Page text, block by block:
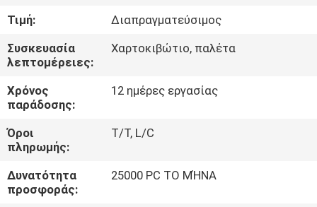
ΕΛΆΤΕ
ΣΕ
ΕΠΑΦΉ
ΜΕ
ΖΗΤΉΣΤΕ
ΈΝΑ
ΑΠΌΣΠΑΣΜΑ
Τιμή:
Διαπραγματεύσιμος
Συσκευασία
λεπτομέρειες:
Χαρτοκιβώτιο, παλέτα
Χρόνος
παράδοσης:
12 ημέρες εργασίας
Όροι
πληρωμής:
T/T, L/C
Δυνατότητα
προσφοράς:
25000 PC ΤΟ ΜΉΝΑ